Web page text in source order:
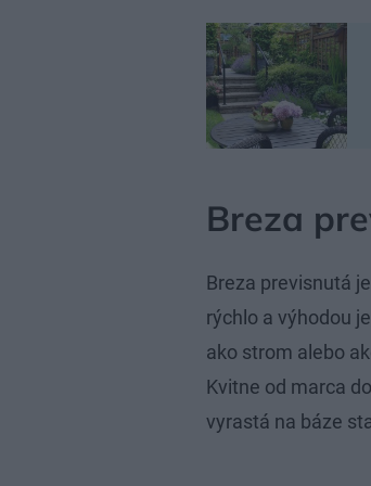
Breza
Breza previsnutá
rýchlo a výhodou
ako strom alebo
Kvitne od marca
vyrastá na báze